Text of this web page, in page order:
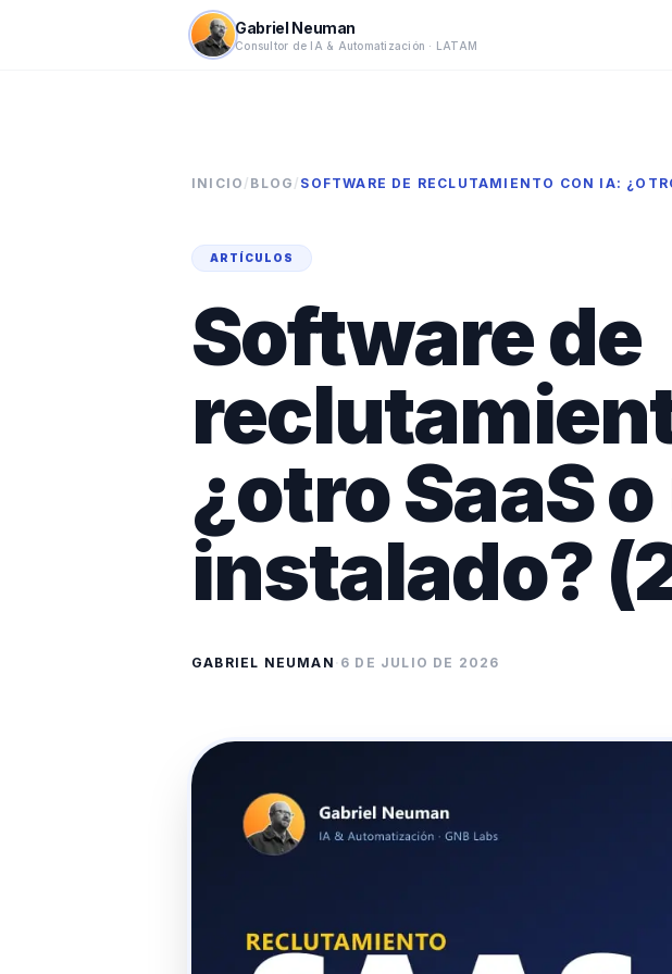
Gabriel Neuman
Consultor de IA & Automatización · LATAM
INICIO / BLOG / SOFTWARE DE RECLUTAMIENTO CON IA:
ARTÍCULOS
Software de
¿otro SaaS
instalado?
GABRIEL NEUMAN · 6 DE JULIO DE 2026